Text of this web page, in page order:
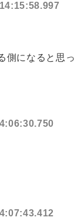
側になると思っ